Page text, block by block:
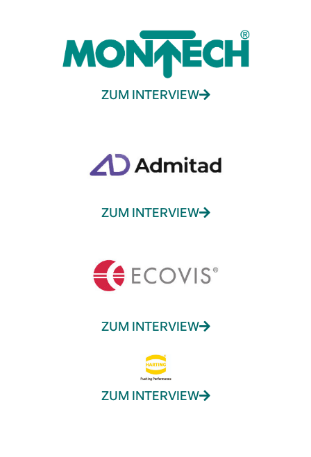
ZUM INTERVIEW
ZUM INTERVIEW
ZUM INTERVIEW
ZUM INTERVIEW